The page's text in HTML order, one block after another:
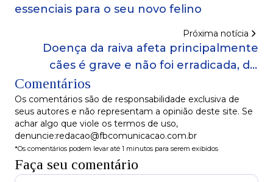
essenciais para o seu novo felino
Próxima notícia
Doença da raiva afeta principalmente
cães é grave e não foi erradicada, diz
Comentários
Os comentários são de responsabilidade exclusiva de
seus autores e não representam a opinião deste site. Se
achar algo que viole os termos de uso,
denuncie:redacao@fbcomunicacao.com.br
*Os comentários podem levar até 1 minutos para serem exibidos
Faça seu comentário